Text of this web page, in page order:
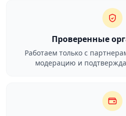
Проверенные
Работаем только с
модерацию и